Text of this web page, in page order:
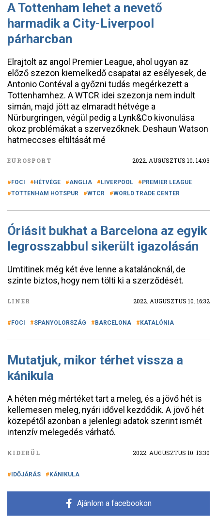
A Tottenham lehet a nevető
harmadik a City-Liverpool
párharcban
Elrajtolt az angol Premier League, ahol ugyan az
előző szezon kiemelkedő csapatai az esélyesek, de
Antonio Contéval a győzni tudás megérkezett a
Tottenhamhez. A WTCR idei szezonja nem indult
simán, majd jött az elmaradt hétvége a
Nürburgringen, végül pedig a Lynk&Co kivonulása
okoz problémákat a szervezőknek. Deshaun Watson
hatmeccses eltiltását mé
EUROSPORT 2022. AUGUSZTUS 10. 14:03
FOCI HÉTVÉGE ANGLIA LIVERPOOL
PREMIER LEAGUE
TOTTENHAM HOTSPUR
WTCR WORLD TRADE CENTER
Óriásit bukhat a Barcelona az egyik
legrosszabbul sikerült igazolásán
Umtitinek még két éve lenne a katalánoknál, de
szinte biztos, hogy nem tölti ki a szerződését.
LINER 2022. AUGUSZTUS 10. 16:32
FOCI SPANYOLORSZÁG BARCELONA KATALÓNIA
Mutatjuk, mikor térhet vissza a
kánikula
A héten még mértéket tart a meleg, és a jövő hét is
kellemesen meleg, nyári idővel kezdődik. A jövő hét
közepétől azonban a jelenlegi adatok szerint ismét
intenzív melegedés várható.
KIDERÜL 2022. AUGUSZTUS 10. 13:30
IDŐJÁRÁS KÁNIKULA
Ajánlom a facebookon